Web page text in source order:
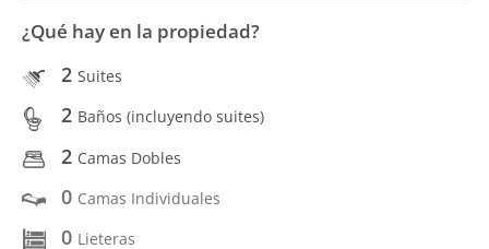
¿Qué hay en la propiedad?
2 Suites
2 Baños (incluyendo suites)
2 Camas Dobles
0 Camas Individuales
0 Lieteras